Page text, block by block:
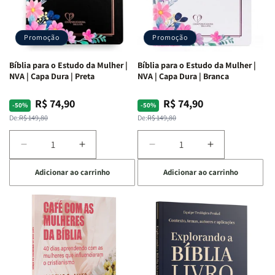
Promoção
Bíblia para o Estudo da Mulher |
NVA | Capa Dura | Preta
-50%
Preço
normal
De:R$ 149,80
Preço
promocional
R$ 74,90
Diminuir
a
quantidade
de
Bíblia
para
Estudo
da
Mulher
Aumentar
a
quantidade
de
Bíblia
para
o
Estudo
da
Mulher
Adicionar ao carrinho
Promoção
Bíblia para o Estudo da Mulher |
NVA | Capa Dura | Branca
-50%
Preço
normal
De:R$ 149,80
Preço
promocional
R$ 74,90
Diminuir
a
quantidade
de
Bíblia
o
Estudo
da
Mulher
Aumentar
a
quantidade
de
Bíblia
para
o
Estudo
Mulher
Adicionar ao carrinho